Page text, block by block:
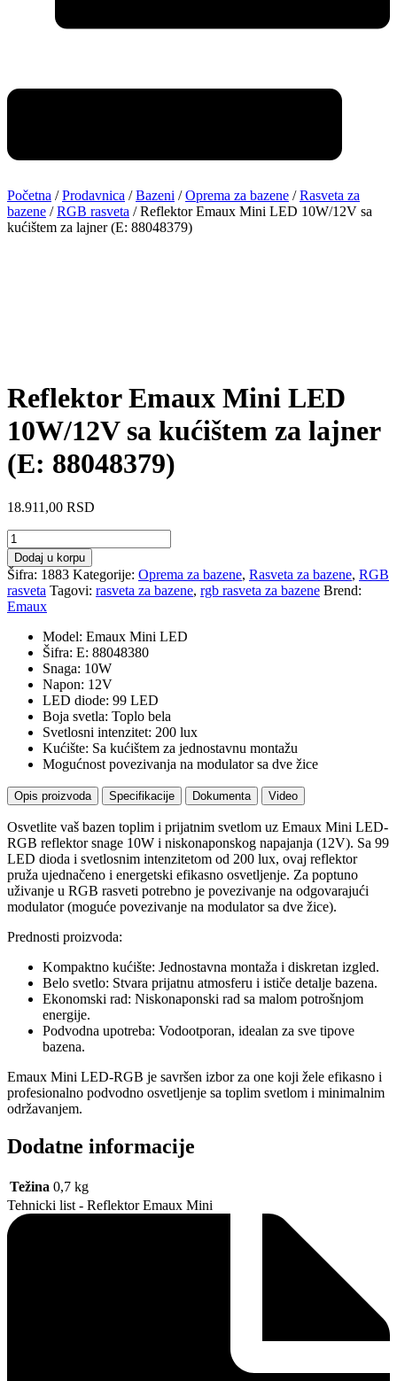
Početna /Prodavnica /Bazeni /Oprema za bazene /Rasveta za
bazene /RGB rasveta / Reflektor Emaux Mini LED 10W/12V sa
kućištem za lajner (E: 88048379)
Reflektor Emaux Mini LED
10W/12V sa kućištem za lajner
(E: 88048379)
18.911,00 RSD
Reflektor
Emaux
Mini
LED
10W/12V
sa
kućištem
lajner
88048379)
količina
Dodaj u korpu
Šifra: 1883 Kategorije: Oprema za bazene, Rasveta za bazene, RGB
rasveta Tagovi: rasveta za bazene, rgb rasveta za bazene Brend:
Emaux
Model: Emaux Mini LED
Šifra: E: 88048380
Snaga: 10W
Napon: 12V
LED diode: 99 LED
Boja svetla: Toplo bela
Svetlosni intenzitet: 200 lux
Kućište: Sa kućištem za jednostavnu montažu
Mogućnost povezivanja na modulator sa dve žice
Opis proizvoda Specifikacije Dokumenta Video
Osvetlite vaš bazen toplim i prijatnim svetlom uz Emaux Mini LED-
RGB reflektor snage 10W i niskonaponskog napajanja (12V). Sa 99
LED dioda i svetlosnim intenzitetom od 200 lux, ovaj reflektor
pruža ujednačeno i energetski efikasno osvetljenje. Za poptuno
uživanje u RGB rasveti potrebno je povezivanje na odgovarajući
modulator (moguće povezivanje na modulator sa dve žice).
Prednosti proizvoda:
Kompaktno kućište: Jednostavna montaža i diskretan izgled.
Belo svetlo: Stvara prijatnu atmosferu i ističe detalje bazena.
Ekonomski rad: Niskonaponski rad sa malom potrošnjom
energije.
Podvodna upotreba: Vodootporan, idealan za sve tipove
bazena.
Emaux Mini LED-RGB je savršen izbor za one koji žele efikasno i
profesionalno podvodno osvetljenje sa toplim svetlom i minimalnim
održavanjem.
Dodatne informacije
Težina 0,7 kg
Tehnicki list - Reflektor Emaux Mini